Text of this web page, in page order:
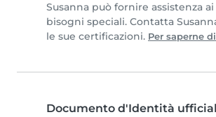
Susanna può fornire assistenza
bisogni speciali. Contatta
le sue certificazioni. Per saperne
Documento d'Identità